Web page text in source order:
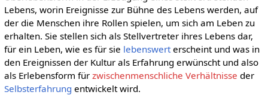
Lebens, worin Ereignisse zur Bühne des Lebens werden, auf
der die Menschen ihre Rollen spielen, um sich am Leben zu
erhalten. Sie stellen sich als Stellvertreter ihres Lebens dar,
für ein Leben, wie es für sie lebenswerterscheint und was in
den Ereignissen der Kultur als Erfahrung erwünscht und also
als Erlebensform für zwischenmenschliche Verhältnisse der
Selbsterfahrung entwickelt wird.